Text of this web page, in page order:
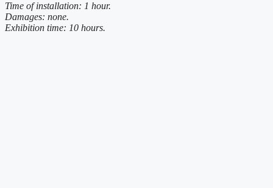
Time of installation: 1 hour.
Damages: none.
Exhibition time: 10 hours.